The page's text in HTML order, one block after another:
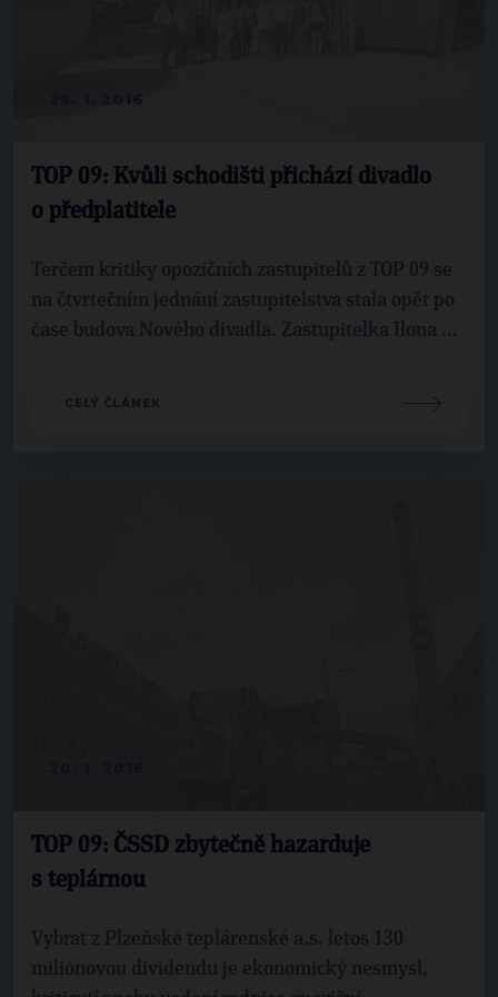
TOP 09: Kvůli schodišti přichází divadlo
o předplatitele
Terčem kritiky opozičních zastupitelů z TOP 09 se
na čtvrtečním jednání zastupitelstva stala opět po
čase budova Nového divadla. Zastupitelka Ilona ...
CELÝ ČLÁNEK
TOP 09: ČSSD zbytečně hazarduje
s teplárnou
Vybrat z Plzeňské teplárenské a.s. letos 130
miliónovou dividendu je ekonomický nesmysl,